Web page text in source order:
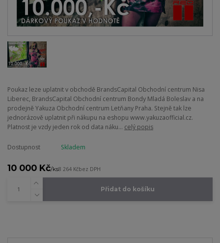
Poukaz leze uplatnit v obchodě BrandsCapital Obchodní centrum Nisa
Liberec, BrandsCapital Obchodní centrum Bondy Mladá Boleslav a na
prodejně Yakuza Obchodní centrum Letňany Praha. Stejně tak lze
jednorázově uplatnit při nákupu na eshopu www.yakuzaofficial.cz.
Platnost je vzdy jeden rok od data náku... celý popis
Dostupnost Skladem
10 000 Kč/ks8 264 Kčbez DPH
Přidat do košíku